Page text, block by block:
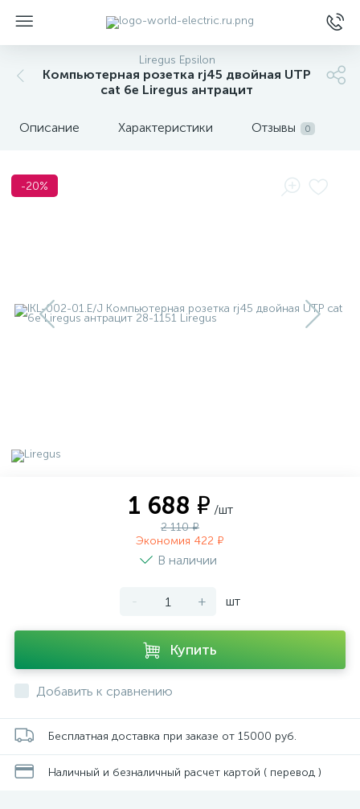
Liregus Epsilon
Компьютерная розетка rj45 двойная UTP
cat 6e Liregus антрацит
Описание Характеристики Отзывы 0
-20%
1 688 ₽ /шт
2 110 ₽
Экономия 422 ₽
В наличии
- + шт
Купить
Добавить к сравнению
Бесплатная доставка при заказе от 15000 руб.
Наличный и безналичный расчет картой ( перевод )